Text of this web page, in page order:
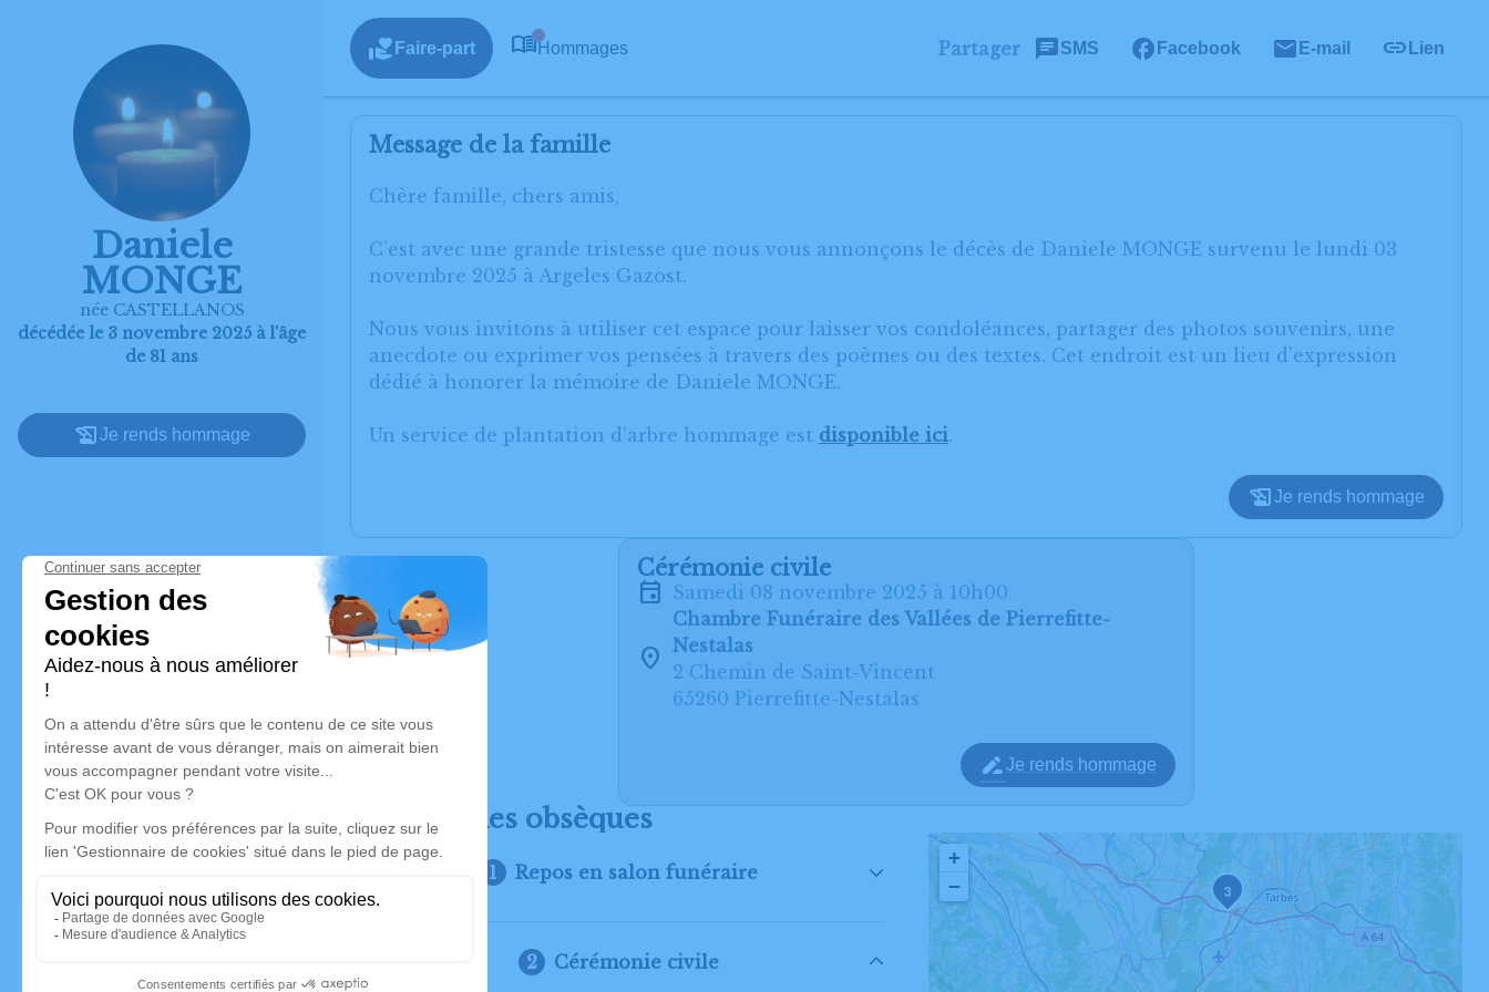
Daniele
MONGE
née CASTELLANOS
décédée le 3 novembre 2025 à l'âge
de 81 ans
Je rends hommage
Faire-part Hommages Partager SMS Facebook E-mail Lien
Message de la famille
Chère famille, chers amis,
C’est avec une grande tristesse que nous vous annonçons le décès de Daniele MONGE survenu le lundi 03
novembre 2025 à Argeles Gazost.
Nous vous invitons à utiliser cet espace pour laisser vos condoléances, partager des photos souvenirs, une
anecdote ou exprimer vos pensées à travers des poèmes ou des textes. Cet endroit est un lieu d'expression
dédié à honorer la mémoire de Daniele MONGE.
Un service de plantation d’arbre hommage est disponible ici.
Je rends hommage
Cérémonie civile
samedi 08 novembre 2025 à 10h00
Chambre Funéraire des Vallées de Pierrefitte-
Nestalas
2 Chemin de Saint-Vincent
65260 Pierrefitte-Nestalas
Je rends hommage
Déroulé des obsèques
Repos en salon funéraire
Cérémonie civile
3
+
−